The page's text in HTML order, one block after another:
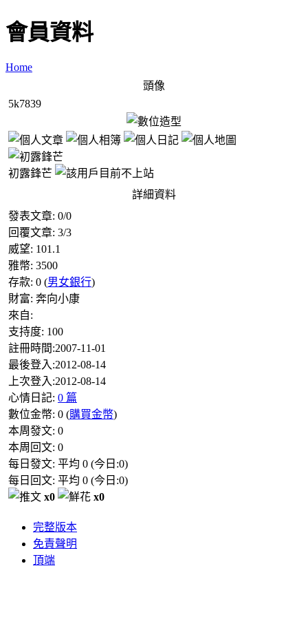
會員資料
Home
頭像
5k7839
初露鋒芒
詳細資料
發表文章: 0/0
回覆文章: 3/3
威望: 101.1
雅幣: 3500
存款: 0 (男女銀行)
財富: 奔向小康
來自:
支持度: 100
註冊時間:2007-11-01
最後登入:2012-08-14
上次登入:2012-08-14
心情日記: 0 篇
數位金幣: 0 (購買金幣)
本周發文: 0
本周回文: 0
每日發文: 平均 0 (今日:0)
每日回文: 平均 0 (今日:0)
x0
x0
完整版本
免責聲明
頂端